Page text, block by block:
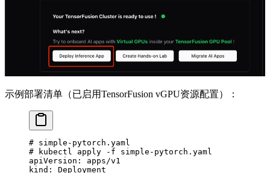
示例部署清单（已启用TensorFusion vGPU资源配置）：
# simple-pytorch.yaml
# kubectl apply -f simple-pytorch.yaml
apiVersion : apps/v1
kind : Deployment